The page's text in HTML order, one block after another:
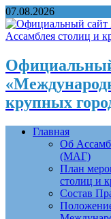
07.08.2026
крупных
Главная
Об
(МАГ)
План
столиц и
Состав